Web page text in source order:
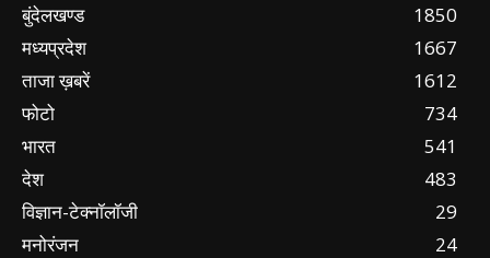
बुंदेलखण्ड
1850
मध्यप्रदेश
1667
ताजा ख़बरें
1612
फोटो
734
भारत
541
देश
483
विज्ञान-टेक्नॉलॉजी
29
मनोरंजन
24